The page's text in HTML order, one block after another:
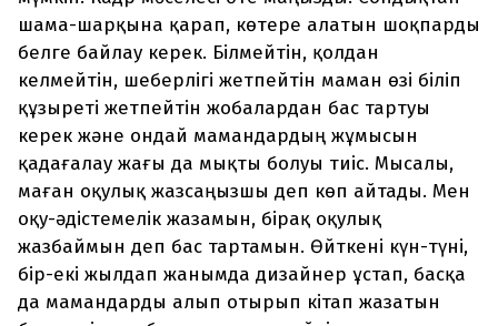
шама-шарқына қарап, көтере алатын шоқпарды
белге байлау керек. Білмейтін, қолдан
келмейтін, шеберлігі жетпейтін маман өзі біліп
құзыреті жетпейтін жобалардан бас тартуы
керек және ондай мамандардың жұмысын
қадағалау жағы да мықты болуы тиіс. Мысалы,
маған оқулық жазсаңызшы деп көп айтады. Мен
оқу-әдістемелік жазамын, бірақ оқулық
жазбаймын деп бас тартамын. Өйткені күн-түні,
бір-екі жылдап жанымда дизайнер ұстап, басқа
да мамандарды алып отырып кітап жазатын